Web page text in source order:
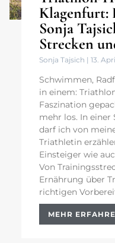
Klagenfurt:
Sonja
Strecken
Sonja Tajsich 13.
Schwimmen,
in einem:
Faszination
mehr los. In einer
darf ich von
Triathletin
Einsteiger wie
Von
Ernährung über
richtigen
MEHR